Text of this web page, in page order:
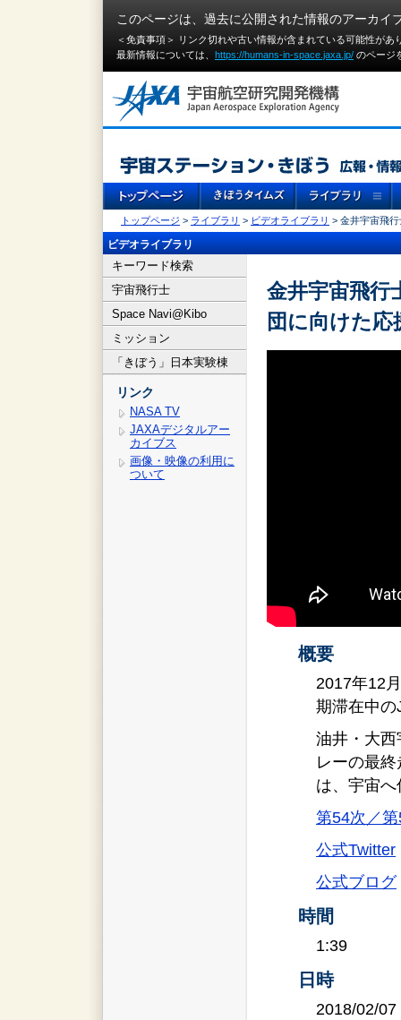
このページは、過去に公開された情報のアーカイ
＜免責事項＞ リンク切れや古い情報が含まれている可能性が
最新情報については、 https://humans-in-space.jaxa.jp/ のページ
トップページ > ライブラリ > ビデオライブラリ > 金井宇宙飛
ビデオライブラリ
キーワード検索
宇宙飛行士
Space Navi@Kibo
ミッション
「きぼう」日本実験棟
リンク
NASA TV
JAXAデジタルアー
カイブス
画像・映像の利用に
ついて
金井宇宙飛行
団に向けた
概要
2017年12
期滞在中
油井・大
レーの最
は、宇宙
第54次／
公式Twitter
公式ブログ
時間
1:39
日時
2018/02/07